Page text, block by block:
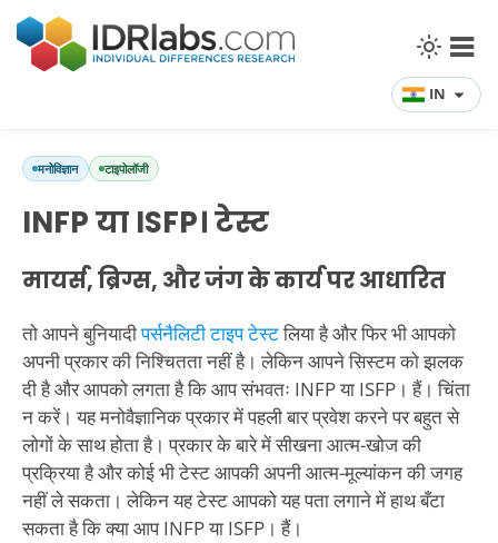
IN
मनोविज्ञान टाइपोलॉजी
INFP या ISFP। टेस्ट
मायर्स, ब्रिग्स, और जंग के कार्य पर आधारित
तो आपने बुनियादीपर्सनैलिटी टाइप टेस्टलिया है और फिर भी आपको
अपनी प्रकार की निश्चितता नहीं है। लेकिन आपने सिस्टम को झलक
दी है और आपको लगता है कि आप संभवतः INFP या ISFP। हैं। चिंता
न करें। यह मनोवैज्ञानिक प्रकार में पहली बार प्रवेश करने पर बहुत से
लोगों के साथ होता है। प्रकार के बारे में सीखना आत्म-खोज की
प्रक्रिया है और कोई भी टेस्ट आपकी अपनी आत्म-मूल्यांकन की जगह
नहीं ले सकता। लेकिन यह टेस्ट आपको यह पता लगाने में हाथ बँटा
सकता है कि क्या आप INFP या ISFP। हैं।